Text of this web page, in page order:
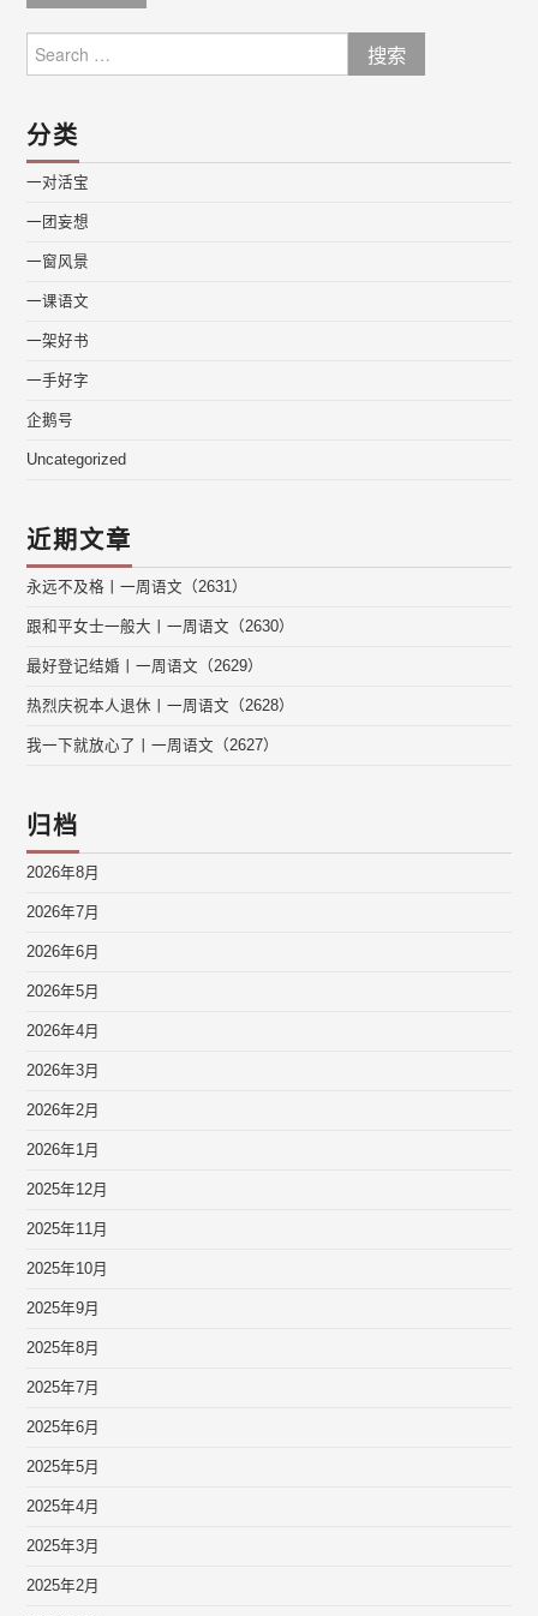
for:
分类
一对活宝
一团妄想
一窗风景
一课语文
一架好书
一手好字
企鹅号
Uncategorized
近期文章
永远不及格丨一周语文（2631）
跟和平女士一般大丨一周语文（2630）
最好登记结婚丨一周语文（2629）
热烈庆祝本人退休丨一周语文（2628）
我一下就放心了丨一周语文（2627）
归档
2026年8月
2026年7月
2026年6月
2026年5月
2026年4月
2026年3月
2026年2月
2026年1月
2025年12月
2025年11月
2025年10月
2025年9月
2025年8月
2025年7月
2025年6月
2025年5月
2025年4月
2025年3月
2025年2月